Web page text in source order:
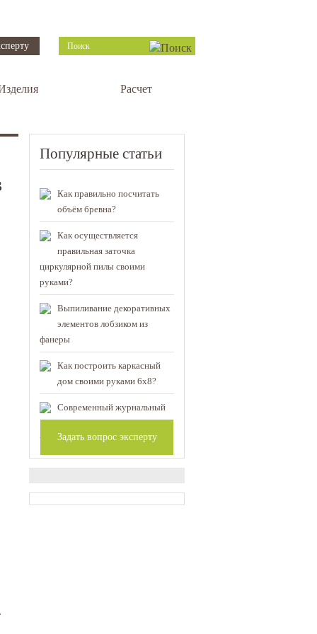
Расчет
Популярные статьи
Как правильно посчитать
объём бревна?
Как осуществляется
правильная заточка
циркулярной пилы своими
руками?
Выпиливание декоративных
элементов лобзиком из
фанеры
Как построить каркасный
дом своими руками 6х8?
Современный журнальный
стол своими руками:
чертежи и описание конструкции
Задать вопрос эксперту